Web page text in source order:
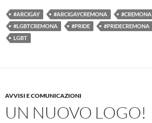
#ARCIGAY #ARCIGAYCREMONA #CREMONA
#LGBTCREMONA
#PRIDE #PRIDECREMONA
LGBT
AVVISI E COMUNICAZIONI
UN NUOVO LOGO!